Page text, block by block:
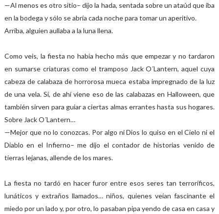
—Al menos es otro sitio– dijo la hada, sentada sobre un ataúd que iba
en la bodega y sólo se abría cada noche para tomar un aperitivo.
Arriba, alguien aullaba a la luna llena.
Como veis, la fiesta no había hecho más que empezar y no tardaron
en sumarse criaturas como el tramposo Jack O´Lantern, aquel cuya
cabeza de calabaza de horrorosa mueca estaba impregnado de la luz
de una vela. Sí, de ahí viene eso de las calabazas en Halloween, que
también sirven para guiar a ciertas almas errantes hasta sus hogares.
Sobre Jack O´Lantern…
—Mejor que no lo conozcas. Por algo ni Dios lo quiso en el Cielo ni el
Diablo en el Infierno– me dijo el contador de historias venido de
tierras lejanas, allende de los mares.
La fiesta no tardó en hacer furor entre esos seres tan terroríficos,
lunáticos y extraños llamados… niños, quienes veían fascinante el
miedo por un lado y, por otro, lo pasaban pipa yendo de casa en casa y